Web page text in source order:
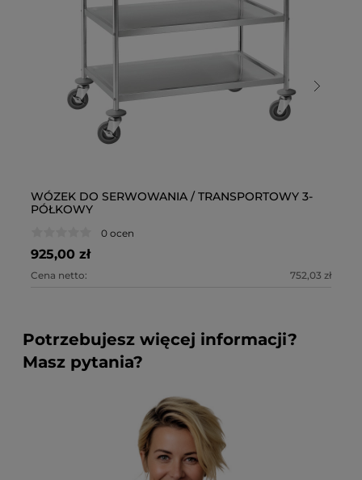
WÓZEK DO SERWOWANIA / TRANSPORTOWY 3-
PÓŁKOWY
0 ocen
925,00 zł
Cena netto: 752,03 zł
Potrzebujesz więcej informacji?
Masz pytania?